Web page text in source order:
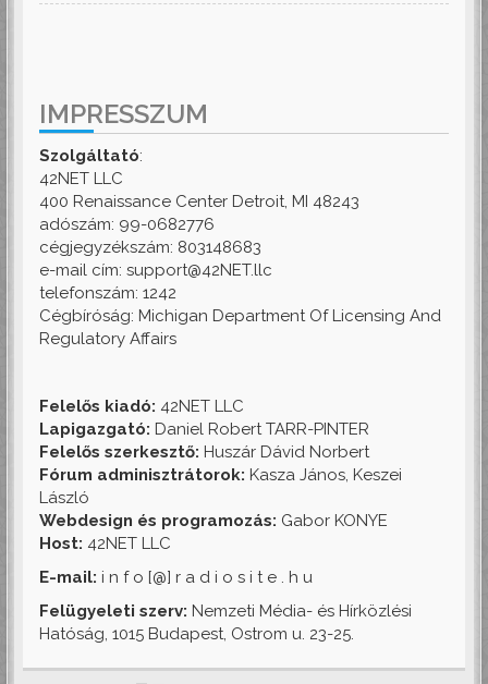
IMPRESSZUM
Szolgáltató:
42NET LLC
400 Renaissance Center Detroit, MI 48243
adószám: 99-0682776
cégjegyzékszám: 803148683
e-mail cím: support@42NET.llc
telefonszám: 1242
Cégbíróság: Michigan Department Of Licensing And
Regulatory Affairs
Felelős kiadó: 42NET LLC
Lapigazgató: Daniel Robert TARR-PINTER
Felelős szerkesztő: Huszár Dávid Norbert
Fórum adminisztrátorok: Kasza János, Keszei
László
Webdesign és programozás: Gabor KONYE
Host: 42NET LLC
E-mail: i n f o [@] r a d i o s i t e . h u
Felügyeleti szerv: Nemzeti Média- és Hírközlési
Hatóság, 1015 Budapest, Ostrom u. 23-25.